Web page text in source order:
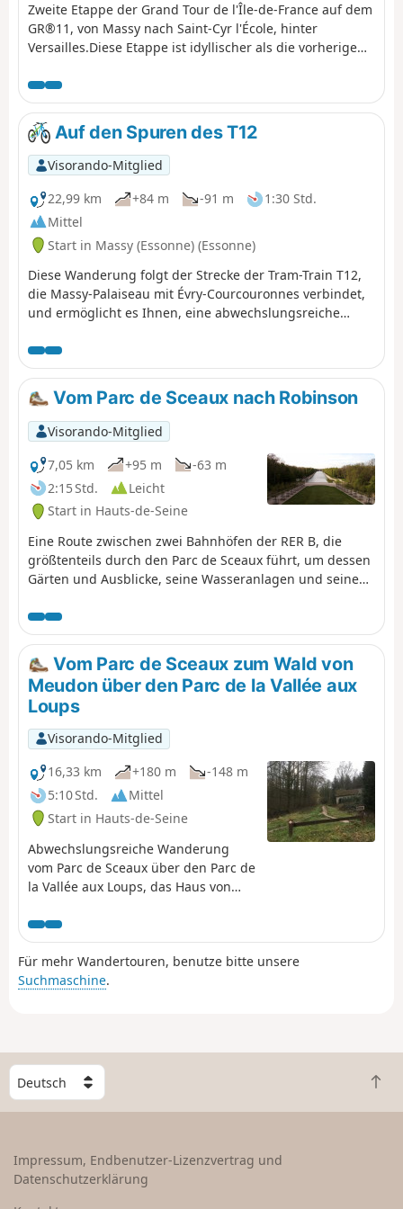
Zweite Etappe der Grand Tour de l'Île-de-France auf dem
GR®11, von Massy nach Saint-Cyr l'École, hinter
Versailles.Diese Etappe ist idyllischer als die vorherige
wo sie fast vollständig unter freiem Himmel verläuft. In
der Nähe ihrer Quelle in Guyancourt verlässt der GR®
das Tal und führt weiter nach Saint-Cyr-l'École.
Auf den Spuren des T12
Visorando-Mitglied
22,99 km
+84 m -91 m
1:30 Std.
Mittel
Start in Massy (Essonne) (Essonne)
Diese Wanderung folgt der Strecke der Tram-Train T12,
die Massy-Palaiseau mit Évry-Courcouronnes verbindet,
und ermöglicht es Ihnen, eine abwechslungsreiche
Naturräume und Stadtviertel im Umbruch miteinander
verbindet. Die Route führt insbesondere über den
entlang der T12 angelegten Radweg zwischen dem
Bahnhof Épinay-sur-Orge und der Endstation Évry-
Courcouronnes und bietet einen angenehmen, sicheren
Fuß- und Radweg. Dieser Spaziergang bietet ein
Eintauchen in die Gebiete, die von dieser neuen Linie
bedient werden, mit möglichen Pausen an den
verschiedenen Bahnhöfen und Haltestellen, um das
lokale Kulturerbe und die Grünflächen in vollen Zügen
zu genießen.
Vom Parc de Sceaux nach Robinson
Visorando-Mitglied
7,05 km
+95 m
-63 m
2:15 Std.
Leicht
Start in Hauts-de-Seine
Eine Route zwischen zwei Bahnhöfen der RER B, die
größtenteils durch den Parc de Sceaux führt, um dessen
Gärten und Ausblicke, seine Wasseranlagen und seine
Vom Parc de Sceaux zum Wald von
Meudon über den Parc de la Vallée aux
Loups
Visorando-Mitglied
16,33 km
+180 m
-148 m
5:10 Std.
Mittel
Start in Hauts-de-Seine
Abwechslungsreiche Wanderung
vom Parc de Sceaux über den Parc de
la Vallée aux Loups, das Haus von
Plessis-Robinson mit ihren
Kleingärten und dem Fluss, der am
Fuße der Gebäude entlangfließt. Zum
Abschluss eine Wanderung durch
Für mehr Wandertouren, benutze bitte unsere
Suchmaschine.
W
ä
h
e
n
Z
u
Impressum, Endbenutzer-Lizenzvertrag und
Datenschutzerklärung